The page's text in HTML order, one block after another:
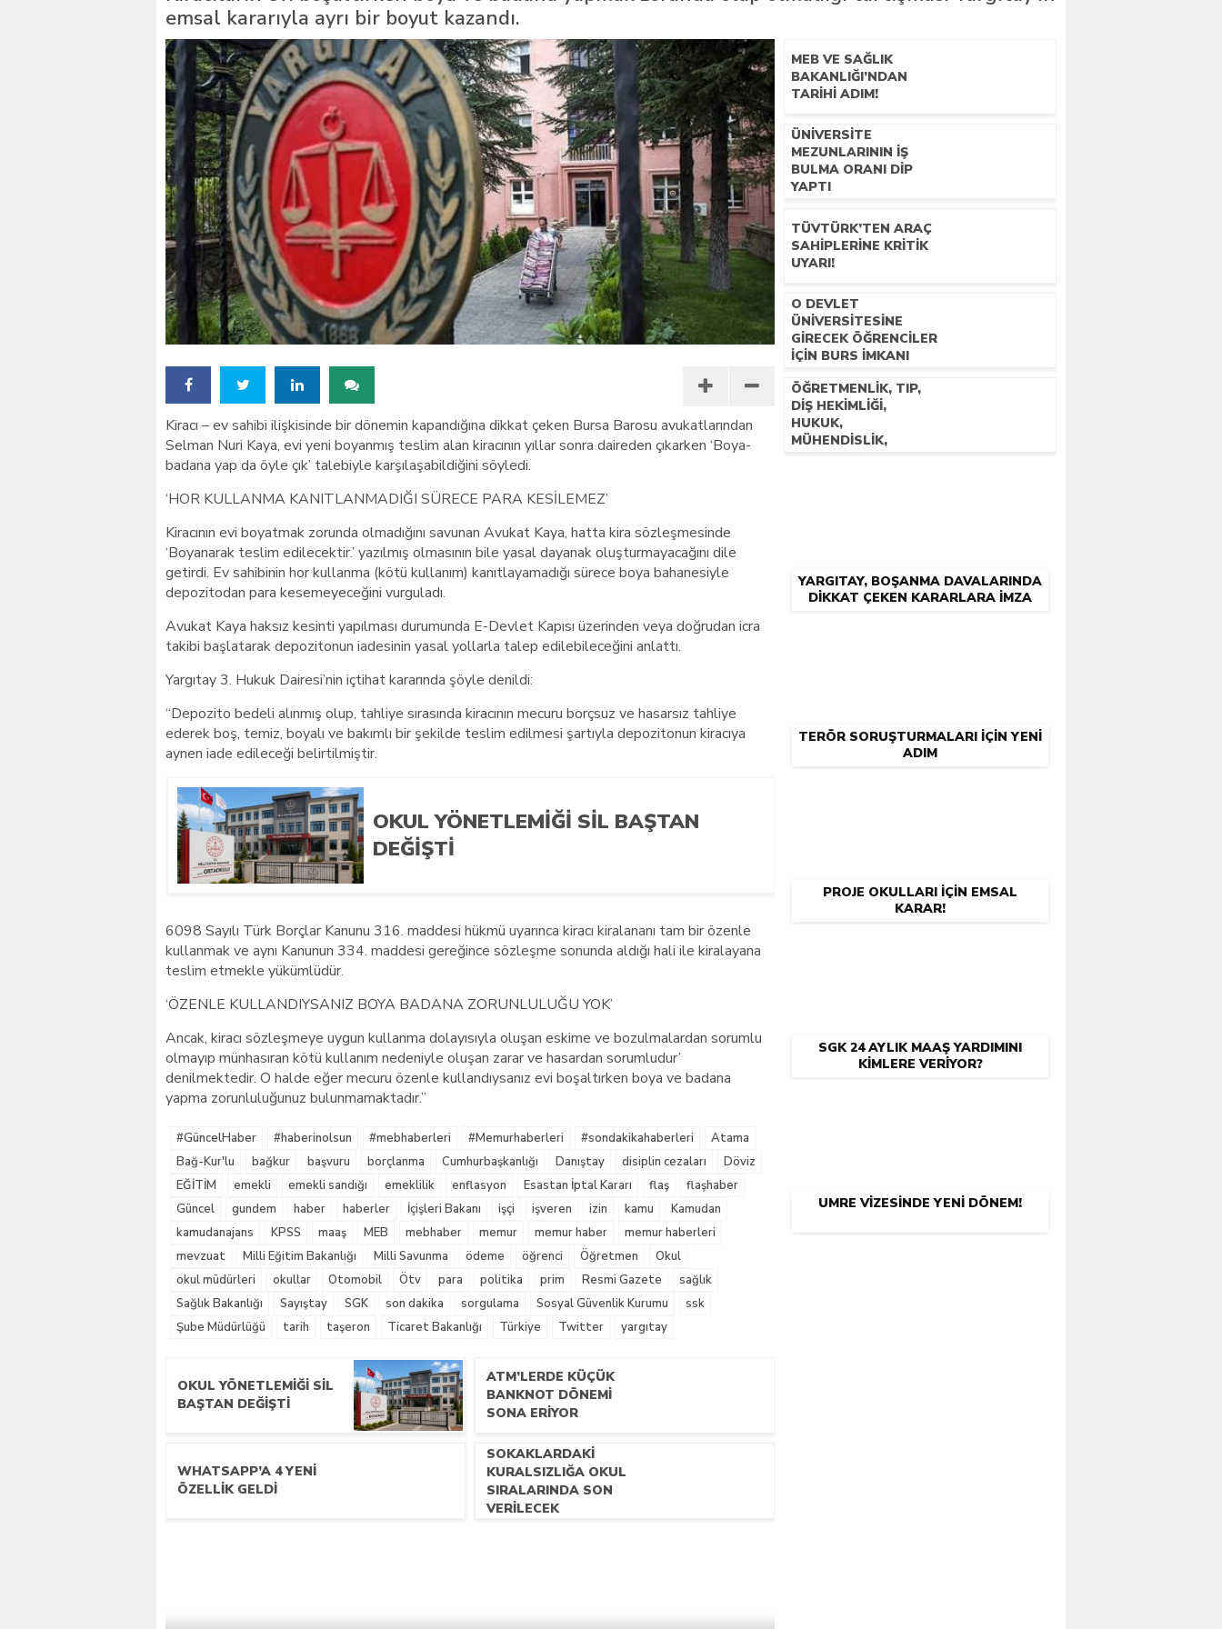
İstanbul’daki okullar için mescid talimatı
emsal kararıyla ayrı bir boyut kazandı.
Kiracı – ev sahibi ilişkisinde bir dönemin kapandığına dikkat çeken Bursa Barosu avukatlarından
Selman Nuri Kaya, evi yeni boyanmış teslim alan kiracının yıllar sonra daireden çıkarken ‘Boya-
badana yap da öyle çık’ talebiyle karşılaşabildiğini söyledi.
‘HOR KULLANMA KANITLANMADIĞI SÜRECE PARA KESİLEMEZ’
Kiracının evi boyatmak zorunda olmadığını savunan Avukat Kaya, hatta kira sözleşmesinde
‘Boyanarak teslim edilecektir.’ yazılmış olmasının bile yasal dayanak oluşturmayacağını dile
getirdi. Ev sahibinin hor kullanma (kötü kullanım) kanıtlayamadığı sürece boya bahanesiyle
depozitodan para kesemeyeceğini vurguladı.
Avukat Kaya haksız kesinti yapılması durumunda E-Devlet Kapısı üzerinden veya doğrudan icra
takibi başlatarak depozitonun iadesinin yasal yollarla talep edilebileceğini anlattı.
Yargıtay 3. Hukuk Dairesi’nin içtihat kararında şöyle denildi:
“Depozito bedeli alınmış olup, tahliye sırasında kiracının mecuru borçsuz ve hasarsız tahliye
ederek boş, temiz, boyalı ve bakımlı bir şekilde teslim edilmesi şartıyla depozitonun kiracıya
aynen iade edileceği belirtilmiştir.
OKUL YÖNETLEMIĞI SIL BAŞTAN
DEĞIŞTI
6098 Sayılı Türk Borçlar Kanunu 316. maddesi hükmü uyarınca kiracı kiralananı tam bir özenle
kullanmak ve aynı Kanunun 334. maddesi gereğince sözleşme sonunda aldığı hali ile kiralayana
teslim etmekle yükümlüdür.
‘ÖZENLE KULLANDIYSANIZ BOYA BADANA ZORUNLULUĞU YOK’
Ancak, kiracı sözleşmeye uygun kullanma dolayısıyla oluşan eskime ve bozulmalardan sorumlu
olmayıp münhasıran kötü kullanım nedeniyle oluşan zarar ve hasardan sorumludur’
denilmektedir. O halde eğer mecuru özenle kullandıysanız evi boşaltırken boya ve badana
yapma zorunluluğunuz bulunmamaktadır.”
#GüncelHaber #haberinolsun #mebhaberleri #Memurhaberleri #sondakikahaberleri
Atama
Bağ-Kur'lu
bağkur başvuru borçlanma Cumhurbaşkanlığı Danıştay disiplin cezaları
Döviz
EĞİTİM
emekli emekli sandığı emeklilik enflasyon Esastan İptal Kararı flaş
flaşhaber
Güncel
gundem haber haberler İçişleri Bakanı işçi işveren izin kamu
Kamudan
kamudanajans
KPSS maaş MEB mebhaber memur memur haber
memur haberleri
mevzuat
Milli Eğitim Bakanlığı Milli Savunma ödeme öğrenci Öğretmen
Okul
okul müdürleri
okullar Otomobil Ötv para politika prim Resmi Gazete
sağlık
Sağlık Bakanlığı
Sayıştay SGK son dakika sorgulama Sosyal Güvenlik Kurumu
ssk
Şube Müdürlüğü
tarih taşeron Ticaret Bakanlığı Türkiye Twitter yargıtay
OKUL YÖNETLEMIĞI SIL
BAŞTAN DEĞIŞTI
ATM’LERDE KÜÇÜK
BANKNOT DÖNEMI
SONA ERIYOR
WHATSAPP’A 4 YENI
ÖZELLIK GELDI
SOKAKLARDAKI
KURALSIZLIĞA OKUL
SIRALARINDA SON
VERILECEK
MEB VE SAĞLIK
BAKANLIĞI’NDAN
TARIHI ADIM!
ÜNIVERSITE
MEZUNLARININ IŞ
BULMA ORANI DIP
YAPTI
TÜVTÜRK’TEN ARAÇ
SAHIPLERINE KRITIK
UYARI!
O DEVLET
ÜNIVERSITESINE
GIRECEK ÖĞRENCILER
IÇIN BURS IMKANI
ÖĞRETMENLIK, TIP,
DIŞ HEKIMLIĞI,
HUKUK,
MÜHENDISLIK,
YARGITAY, BOŞANMA DAVALARINDA
DIKKAT ÇEKEN KARARLARA IMZA
TERÖR SORUŞTURMALARI IÇIN YENI
ADIM
PROJE OKULLARI İÇIN EMSAL
KARAR!
SGK 24 AYLIK MAAŞ YARDIMINI
KIMLERE VERIYOR?
UMRE VIZESINDE YENI DÖNEM!